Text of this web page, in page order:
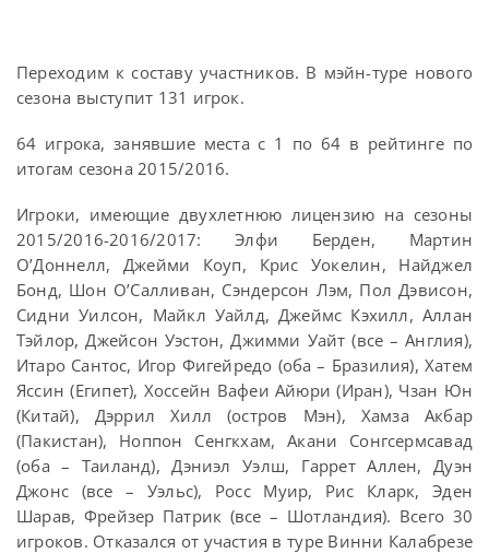
Переходим к составу участников. В мэйн-туре нового
сезона выступит 131 игрок.
64 игрока, занявшие места с 1 по 64 в рейтинге по
итогам сезона 2015/2016.
Игроки, имеющие двухлетнюю лицензию на сезоны
2015/2016-2016/2017: Элфи Берден, Мартин
О’Доннелл, Джейми Коуп, Крис Уокелин, Найджел
Бонд, Шон О’Салливан, Сэндерсон Лэм, Пол Дэвисон,
Сидни Уилсон, Майкл Уайлд, Джеймс Кэхилл, Аллан
Тэйлор, Джейсон Уэстон, Джимми Уайт (все – Англия),
Итаро Сантос, Игор Фигейредо (оба – Бразилия), Хатем
Яссин (Египет), Хоссейн Вафеи Айюри (Иран), Чзан Юн
(Китай), Дэррил Хилл (остров Мэн), Хамза Акбар
(Пакистан), Ноппон Сенгкхам, Акани Сонгсермсавад
(оба – Таиланд), Дэниэл Уэлш, Гаррет Аллен, Дуэн
Джонс (все – Уэльс), Росс Муир, Рис Кларк, Эден
Шарав, Фрейзер Патрик (все – Шотландия). Всего 30
игроков. Отказался от участия в туре Винни Калабрезе